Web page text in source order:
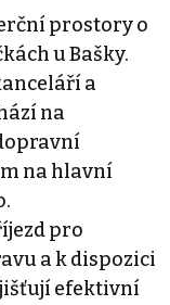
prostory o
u Bašky.
a
na
na hlavní
pro
a k dispozici
efektivní